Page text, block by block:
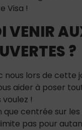
Visa !
VENIR
?
nous lors de cette
aider à poser
!
que centrée sur
pas pour